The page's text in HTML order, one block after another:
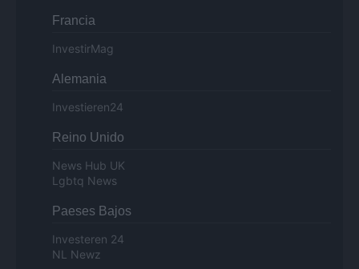
Francia
InvestirMag
Alemania
Investieren24
Reino Unido
News Hub UK
Lgbtq News
Paeses Bajos
Investeren 24
NL Newz